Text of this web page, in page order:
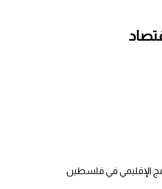
الإقليمي في فلسطين